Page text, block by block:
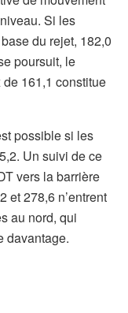
Si les
du rejet, 182,0
poursuit, le
161,1 constitue
possible si les
Un suivi de ce
vers la barrière
et 278,6 n’entrent
au nord, qui
davantage.